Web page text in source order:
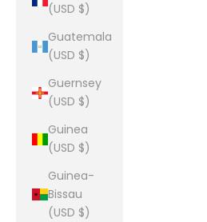
(USD $)
Guatemala
(USD $)
Guernsey
(USD $)
Guinea
(USD $)
Guinea-
Bissau
(USD $)